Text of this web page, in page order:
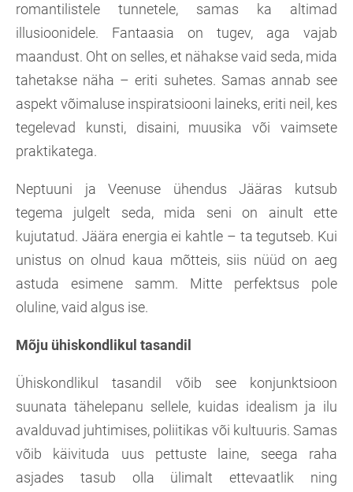
romantilistele tunnetele, samas ka altimad
illusioonidele. Fantaasia on tugev, aga vajab
maandust. Oht on selles, et nähakse vaid seda, mida
tahetakse näha – eriti suhetes. Samas annab see
aspekt võimaluse inspiratsiooni laineks, eriti neil, kes
tegelevad kunsti, disaini, muusika või vaimsete
praktikatega.
Neptuuni ja Veenuse ühendus Jääras kutsub
tegema julgelt seda, mida seni on ainult ette
kujutatud. Jäära energia ei kahtle – ta tegutseb. Kui
unistus on olnud kaua mõtteis, siis nüüd on aeg
astuda esimene samm. Mitte perfektsus pole
oluline, vaid algus ise.
Mõju ühiskondlikul tasandil
Ühiskondlikul tasandil võib see konjunktsioon
suunata tähelepanu sellele, kuidas idealism ja ilu
avalduvad juhtimises, poliitikas või kultuuris. Samas
võib käivituda uus pettuste laine, seega raha
asjades tasub olla ülimalt ettevaatlik ning